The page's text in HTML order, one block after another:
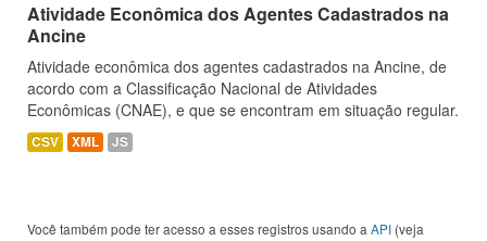
Atividade Econômica dos Agentes Cadastrados na
Ancine
Atividade econômica dos agentes cadastrados na Ancine, de
acordo com a Classificação Nacional de Atividades
Econômicas (CNAE), e que se encontram em situação regular.
CSV XML JS
Você também pode ter acesso a esses registros usando a API (veja